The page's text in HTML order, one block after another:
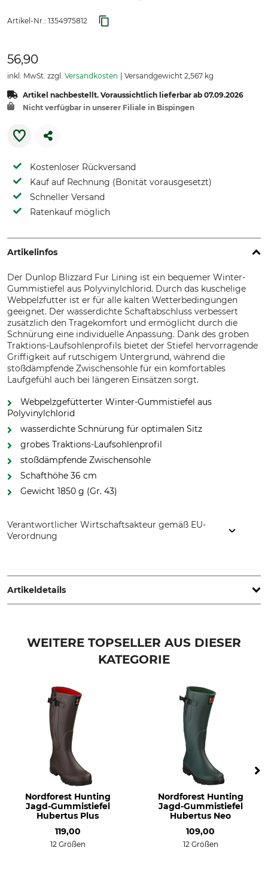
Artikel-Nr.: 1354975812
56,90
inkl. MwSt. zzgl. Versandkosten Versandgewicht 2,567 kg
Artikel nachbestellt. Voraussichtlich lieferbar ab 07.09.2026
Nicht verfügbar in unserer Filiale in Bispingen
Kostenloser Rückversand
Kauf auf Rechnung (Bonität vorausgesetzt)
Schneller Versand
Ratenkauf möglich
Artikelinfos
Der Dunlop Blizzard Fur Lining ist ein bequemer Winter-
Gummistiefel aus Polyvinylchlorid. Durch das kuschelige
Webpelzfutter ist er für alle kalten Wetterbedingungen
geeignet. Der wasserdichte Schaftabschluss verbessert
zusätzlich den Tragekomfort und ermöglicht durch die
Schnürung eine individuelle Anpassung. Dank des groben
Traktions-Laufsohlenprofils bietet der Stiefel hervorragende
Griffigkeit auf rutschigem Untergrund, während die
stoßdämpfende Zwischensohle für ein komfortables
Laufgefühl auch bei längeren Einsätzen sorgt.
Webpelzgefütterter Winter-Gummistiefel aus
Polyvinylchlorid
wasserdichte Schnürung für optimalen Sitz
grobes Traktions-Laufsohlenprofil
stoßdämpfende Zwischensohle
Schafthöhe 36 cm
Gewicht 1850 g (Gr. 43)
Verantwortlicher Wirtschaftsakteur gemäß EU-
Verordnung
HS Raalte, Netherlands, www.dunlopboots.com
Artikeldetails
Eigenschaften
wärmeisolierend
Wasserdichtigkeit
wasserdicht
Schuhgröße (EU)
Herstellung
Made in Portugal
Farbe
heritage green/black
Schuhgröße
WEITERE TOPSELLER AUS DIESER
KATEGORIE
Nordforest Hunting
Jagd-Gummistiefel
Hubertus Plus
119,00
12 Größen
Nordforest Hunting
Jagd-Gummistiefel
Hubertus Neo
109,00
12 Größen